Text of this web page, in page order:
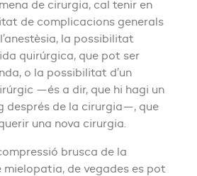
de cirurgia, cal tenir en
de complicacions generals
la possibilitat
quirúrgica, que pot ser
o la possibilitat d’un
—és a dir, que hi hagi un
després de la cirurgia—, que
una nova cirurgia.
brusca de la
mielopatia, de vegades es pot